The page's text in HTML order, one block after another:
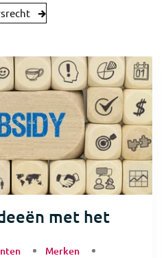
met het
Merken